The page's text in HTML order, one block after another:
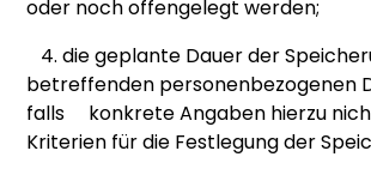
oder noch offengelegt werden;
4. die geplante Dauer der
betreffenden personenbezogenen
falls konkrete Angaben hierzu
Kriterien für die Festlegung der